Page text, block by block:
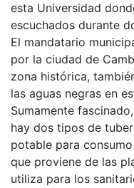
esta Universidad
escuchados durante
El mandatario
por la ciudad de
zona histórica,
las aguas negras en
Sumamente
hay dos tipos de
potable para
que proviene de las
utiliza para los